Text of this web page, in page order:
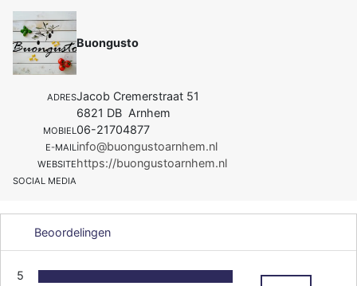
Buongusto
ADRESJacob Cremerstraat 51
6821 DB Arnhem
MOBIEL06-21704877
E-MAILinfo@buongustoarnhem.nl
WEBSITEhttps://buongustoarnhem.nl
SOCIAL MEDIA
Beoordelingen
5